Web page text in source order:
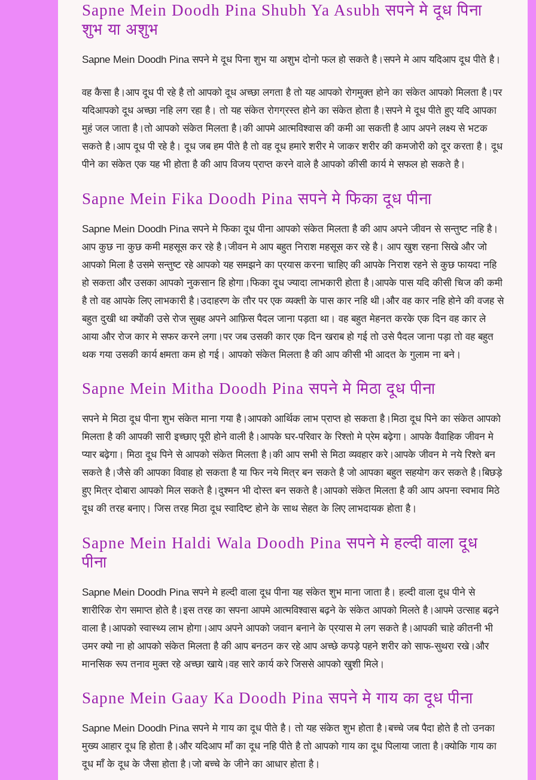
Sapne Mein Doodh Pina Shubh Ya Asubh सपने मे दूध पिना
शुभ या अशुभ
Sapne Mein Doodh Pina सपने मे दूध पिना शुभ या अशुभ दोनो फल हो सकते है।सपने मे आप यदिआप दूध पीते है।
वह कैसा है।आप दूध पी रहे है तो आपको दूध अच्छा लगता है तो यह आपको रोगमुक्त होने का संकेत आपको मिलता है।पर
यदिआपको दूध अच्छा नहि लग रहा है। तो यह संकेत रोगग्रस्त होने का संकेत होता है।सपने मे दूध पीते हुए यदि आपका
मुहं जल जाता है।तो आपको संकेत मिलता है।की आपमे आत्मविश्वास की कमी आ सकती है आप अपने लक्ष्य से भटक
सकते है।आप दूध पी रहे है। दूध जब हम पीते है तो वह दूध हमारे शरीर मे जाकर शरीर की कमजोरी को दूर करता है। दूध
पीने का संकेत एक यह भी होता है की आप विजय प्राप्त करने वाले है आपको कीसी कार्य मे सफल हो सकते है।
Sapne Mein Fika Doodh Pina सपने मे फिका दूध पीना
Sapne Mein Doodh Pina सपने मे फिका दूध पीना आपको संकेत मिलता है की आप अपने जीवन से सन्तुष्ट नहि है।
आप कुछ ना कुछ कमी महसूस कर रहे है।जीवन मे आप बहुत निराश महसूस कर रहे है। आप खुश रहना सिखे और जो
आपको मिला है उसमे सन्तुष्ट रहे आपको यह समझने का प्रयास करना चाहिए की आपके निराश रहने से कुछ फायदा नहि
हो सकता और उसका आपको नुकसान हि होगा।फिका दूध ज्यादा लाभकारी होता है।आपके पास यदि कीसी चिज की कमी
है तो वह आपके लिए लाभकारी है।उदाहरण के तौर पर एक व्यक्ती के पास कार नहि थी।और वह कार नहि होने की वजह से
बहुत दुखी था क्योंकी उसे रोज सुबह अपने आफ़िस पैदल जाना पड़ता था। वह बहुत मेहनत करके एक दिन वह कार ले
आया और रोज कार मे सफर करने लगा।पर जब उसकी कार एक दिन खराब हो गई तो उसे पैदल जाना पड़ा तो वह बहुत
थक गया उसकी कार्य क्षमता कम हो गई। आपको संकेत मिलता है की आप कीसी भी आदत के गुलाम ना बने।
Sapne Mein Mitha Doodh Pina सपने मे मिठा दूध पीना
सपने मे मिठा दूध पीना शुभ संकेत माना गया है।आपको आर्थिक लाभ प्राप्त हो सकता है।मिठा दूध पिने का संकेत आपको
मिलता है की आपकी सारी इच्छाए पूरी होने वाली है।आपके घर-परिवार के रिश्तो मे प्रेम बढ़ेगा। आपके वैवाहिक जीवन मे
प्यार बढ़ेगा। मिठा दूध पिने से आपको संकेत मिलता है।की आप सभी से मिठा व्यवहार करे।आपके जीवन मे नये रिश्ते बन
सकते है।जैसे की आपका विवाह हो सकता है या फिर नये मित्र बन सकते है जो आपका बहुत सहयोग कर सकते है।बिछड़े
हुए मित्र दोबारा आपको मिल सकते है।दुश्मन भी दोस्त बन सकते है।आपको संकेत मिलता है की आप अपना स्वभाव मिठे
दूध की तरह बनाए। जिस तरह मिठा दूध स्वादिष्ट होने के साथ सेहत के लिए लाभदायक होता है।
Sapne Mein Haldi Wala Doodh Pina सपने मे हल्दी वाला दूध
पीना
Sapne Mein Doodh Pina सपने मे हल्दी वाला दूध पीना यह संकेत शुभ माना जाता है। हल्दी वाला दूध पीने से
शारीरिक रोग समाप्त होते है।इस तरह का सपना आपमे आत्मविश्वास बढ़ने के संकेत आपको मिलते है।आपमे उत्साह बढ़ने
वाला है।आपको स्वास्थ्य लाभ होगा।आप अपने आपको जवान बनाने के प्रयास मे लग सकते है।आपकी चाहे कीतनी भी
उमर क्यो ना हो आपको संकेत मिलता है की आप बनठन कर रहे आप अच्छे कपड़े पहने शरीर को साफ-सुथरा रखे।और
मानसिक रूप तनाव मुक्त रहे अच्छा खाये।वह सारे कार्य करे जिससे आपको खुशी मिले।
Sapne Mein Gaay Ka Doodh Pina सपने मे गाय का दूध पीना
Sapne Mein Doodh Pina सपने मे गाय का दूध पीते है। तो यह संकेत शुभ होता है।बच्चे जब पैदा होते है तो उनका
मुख्य आहार दूध हि होता है।और यदिआप माँ का दूध नहि पीते है तो आपको गाय का दूध पिलाया जाता है।क्योकि गाय का
दूध माँ के दूध के जैसा होता है।जो बच्चे के जीने का आधार होता है।